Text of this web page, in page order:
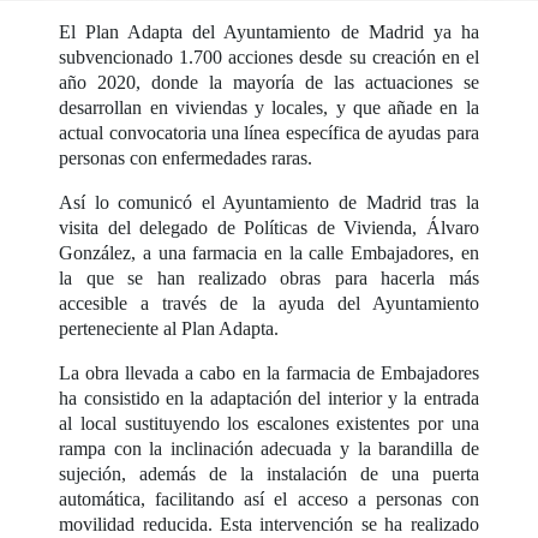
El Plan Adapta del Ayuntamiento de Madrid ya ha
subvencionado 1.700 acciones desde su creación en el
año 2020, donde la mayoría de las actuaciones se
desarrollan en viviendas y locales, y que añade en la
actual convocatoria una línea específica de ayudas para
personas con enfermedades raras.
Así lo comunicó el Ayuntamiento de Madrid tras la
visita del delegado de Políticas de Vivienda, Álvaro
González, a una farmacia en la calle Embajadores, en
la que se han realizado obras para hacerla más
accesible a través de la ayuda del Ayuntamiento
perteneciente al Plan Adapta.
La obra llevada a cabo en la farmacia de Embajadores
ha consistido en la adaptación del interior y la entrada
al local sustituyendo los escalones existentes por una
rampa con la inclinación adecuada y la barandilla de
sujeción, además de la instalación de una puerta
automática, facilitando así el acceso a personas con
movilidad reducida. Esta intervención se ha realizado